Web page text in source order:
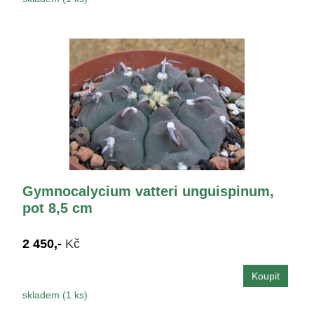
Gymnocalycium vatteri unguispinum,
pot 8,5 cm
2 450,- Kč
skladem (1 ks)